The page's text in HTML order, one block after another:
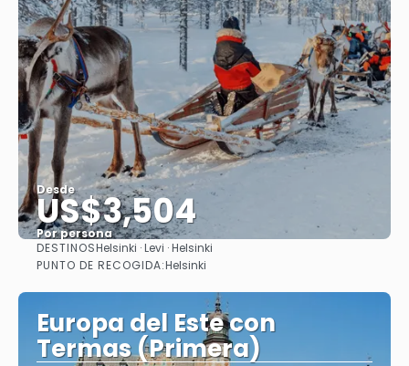
Desde
US$3,504
Por persona
Ver
DESTINOSHelsinki · Levi · Helsinki
PUNTO DE RECOGIDA:Helsinki
Europa del Este con
Termas (Primera)